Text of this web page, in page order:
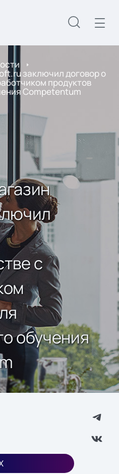
заключил договор о
продуктов
Competentum
с
обучения